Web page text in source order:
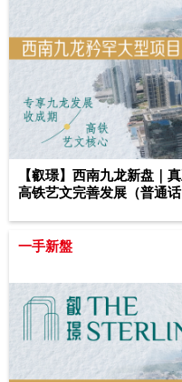
【叡璟】西南九龙新盘｜
高铁艺文完善发展（普通
一手新盤